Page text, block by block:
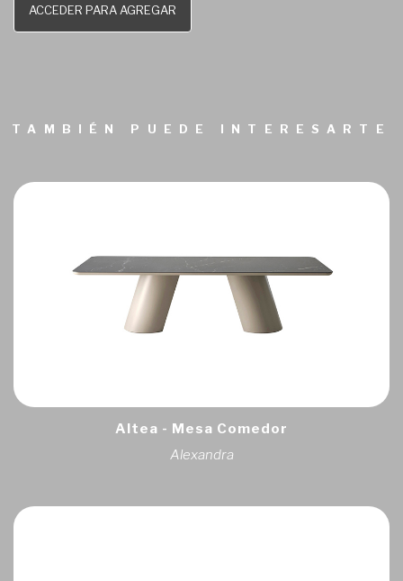
ACCEDER PARA AGREGAR
TAMBIÉN PUEDE INTERESARTE
Altea - Mesa Comedor
Alexandra